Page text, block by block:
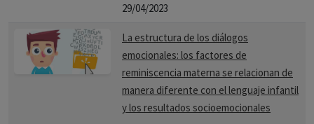
29/04/2023
La estructura de los diálogos
emocionales: los factores de
reminiscencia materna se relacionan de
manera diferente con el lenguaje infantil
y los resultados socioemocionales